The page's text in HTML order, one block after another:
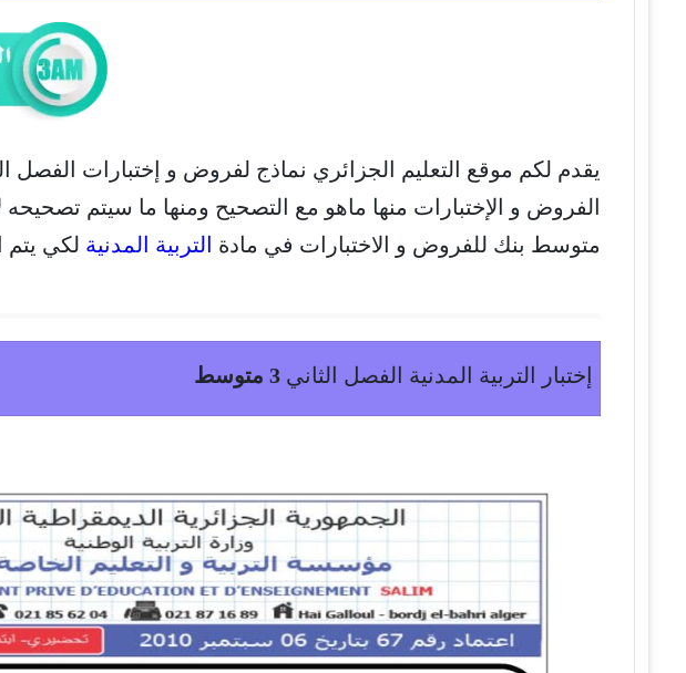
يقدم لكم موقع التعليم الجزائري نماذج لفروض و إختبارات الفصل
الفروض و الإختبارات منها ماهو مع التصحيح ومنها ما سيتم
متوسط بنك للفروض و الاختبارات في مادة التربية المدنية لكي يتم
إختبار التربية المدنية الفصل الثاني 3 متوسط